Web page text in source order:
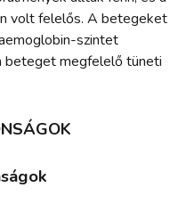
volt felelős. A betegeket
szintet
beteget megfelelő tüneti